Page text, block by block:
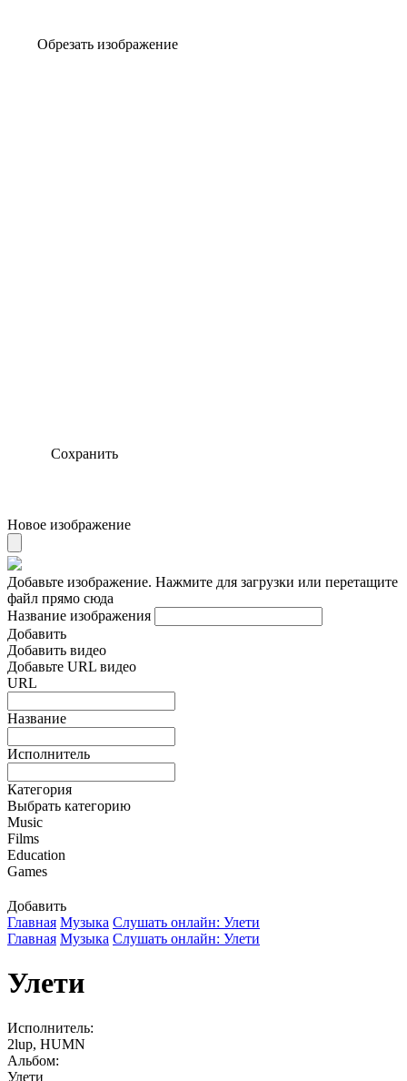
Обрезать изображение
Сохранить
Новое изображение
Добавьте изображение. Нажмите для загрузки или перетащите
файл прямо сюда
Название изображения
Добавить
Добавить видео
Добавьте URL видео
URL
Название
Исполнитель
Категория
Выбрать категорию
Music
Films
Education
Games
Добавить
Главная Музыка Слушать онлайн: Улети
Главная Музыка Слушать онлайн: Улети
Улети
Исполнитель:
2lup, HUMN
Альбом:
Улети